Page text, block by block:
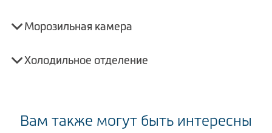
Морозильная камера
Холодильное отделение
Вам также могут быть интересны